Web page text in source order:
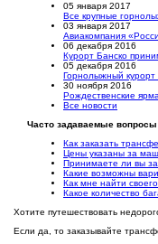
05 января 2017
Все крупные
03 января 2017
Авиакомпания
06 декабря 2016
Курорт Банско
05 декабря 2016
Горнолыжный
30 ноября 2016
Рождественские
Все новости
Часто задаваемые вопросы
Как заказать
Цены указаны за
Принимаете ли вы
Какие возможны
Как мне найти
Какое количество
Хотите путешествовать
Если да, то заказывайте